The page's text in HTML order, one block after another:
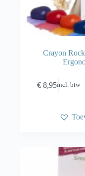
Crayon
€ 8,95incl. btw